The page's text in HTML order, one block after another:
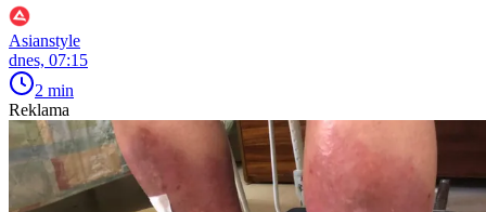
Asianstyle
dnes, 07:15
2 min
Reklama